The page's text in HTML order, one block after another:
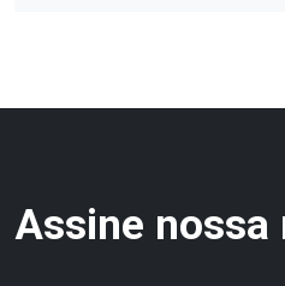
Assine